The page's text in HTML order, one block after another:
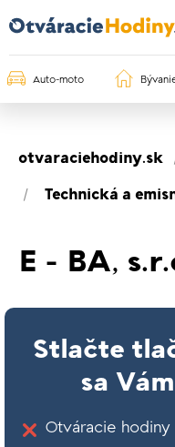
Auto-moto
otvaraciehodiny.sk
Technická a
E - BA,
Stlačte
sa
Otváracie hodiny